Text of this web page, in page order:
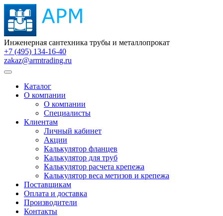
Инженерная сантехника трубы и металлопрокат
+7 (495) 134-16-40
zakaz@armtrading.ru
Каталог
О компании
О компании
Специалисты
Клиентам
Личный кабинет
Акции
Калькулятор фланцев
Калькулятор для труб
Калькулятор расчета крепежа
Калькулятор веса метизов и крепежа
Поставщикам
Оплата и доставка
Производители
Контакты